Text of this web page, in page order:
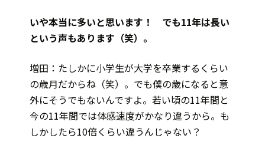
――いや本当に多いと思います！ でも11年は長い
という声もあります（笑）。
増田：たしかに小学生が大学を卒業するくらい
の歳月だからね（笑）。でも僕の歳になると意
外にそうでもないんですよ。若い頃の11年間と
今の11年間では体感速度がかなり違うから。も
しかしたら10倍くらい違うんじゃない？